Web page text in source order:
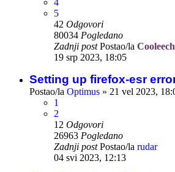
5
42 Odgovori
80034 Pogledano
Zadnji postPostao/la Cooleech
19 srp 2023, 18:05
Setting up firefox-esr
Postao/la Optimus » 21 vel 2023,
1
2
12 Odgovori
26963 Pogledano
Zadnji postPostao/la rudar
04 svi 2023, 12:13